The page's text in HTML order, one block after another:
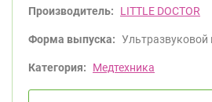
Производитель: LITTLE DOCTOR
Форма выпуска: Ультразвуковой
Категория: Медтехника